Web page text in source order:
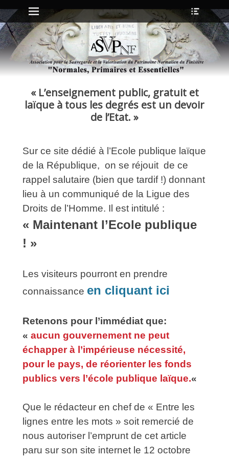
Menu principal
Aller
au
contenu
l’en-
tête
« L’enseignement public, gratuit et
laïque à tous les degrés est un devoir
de l’Etat. »
Sur ce site dédié à l’Ecole publique laïque
de la République, on se réjouit de ce
rappel salutaire (bien que tardif !) donnant
lieu à un communiqué de la Ligue des
Droits de l’Homme. Il est intitulé :
« Maintenant l’Ecole publique
! »
Les visiteurs pourront en prendre
connaissance en cliquant ici
Retenons pour l’immédiat que:
« aucun gouvernement ne peut
échapper à l’impérieuse nécessité,
pour le pays, de réorienter les fonds
publics vers l’école publique laïque.«
Que le rédacteur en chef de « Entre les
lignes entre les mots » soit remercié de
nous autoriser l’emprunt de cet article
paru sur son site internet le 12 octobre